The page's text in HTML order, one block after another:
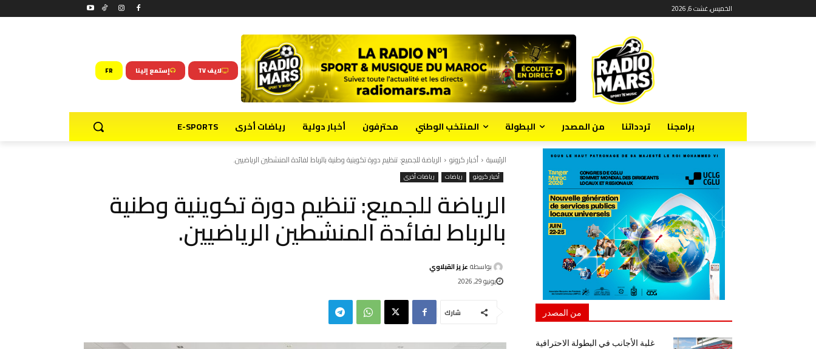
الخميس, غشت 6, 2026
لايف TV إستمع إلينا FR
برامجنا تردداتنا من المصدر البطولة المنتخب الوطني محترفون أخبار دولية رياضات أخرى E-SPORTS
الرئيسية أخبار كرونو الرياضة للجميع: تنظيم دورة تكوينية وطنية بالرباط لفائدة المنشطين الرياضيين.
أخبار كرونو رياضات رياضات أخرى
الرياضة للجميع: تنظيم دورة تكوينية وطنية
بالرباط لفائدة المنشطين الرياضيين.
بواسطة عزيز القبلاوي
يونيو 29, 2026
شارك من المصدر
غلبة الأجانب في البطولة الاحترافية